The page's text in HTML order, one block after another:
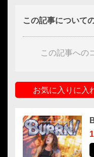
この記事について
この記事への
お気に入りに入